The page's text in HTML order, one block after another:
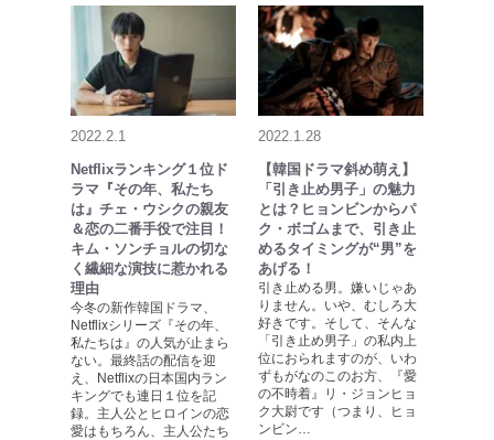
2022.2.1
Netflixランキング１位ド
ラマ『その年、私たち
は』チェ・ウシクの親友
＆恋の二番手役で注目！
キム・ソンチョルの切な
く繊細な演技に惹かれる
理由
今冬の新作韓国ドラマ、
Netflixシリーズ『その年、
私たちは』の人気が止まら
ない。最終話の配信を迎
え、Netflixの日本国内ラン
キングでも連日１位を記
録。主人公とヒロインの恋
愛はもちろん、主人公たち
2022.1.28
【韓国ドラマ斜め萌え】
「引き止め男子」の魅力
とは？ヒョンビンからパ
ク・ボゴムまで、引き止
めるタイミングが“男”を
あげる！
引き止める男。嫌いじゃあ
りません。いや、むしろ大
好きです。そして、そんな
「引き止め男子」の私内上
位におられますのが、いわ
ずもがなのこのお方、『愛
の不時着』リ・ジョンヒョ
ク大尉です（つまり、ヒョ
ンビン…